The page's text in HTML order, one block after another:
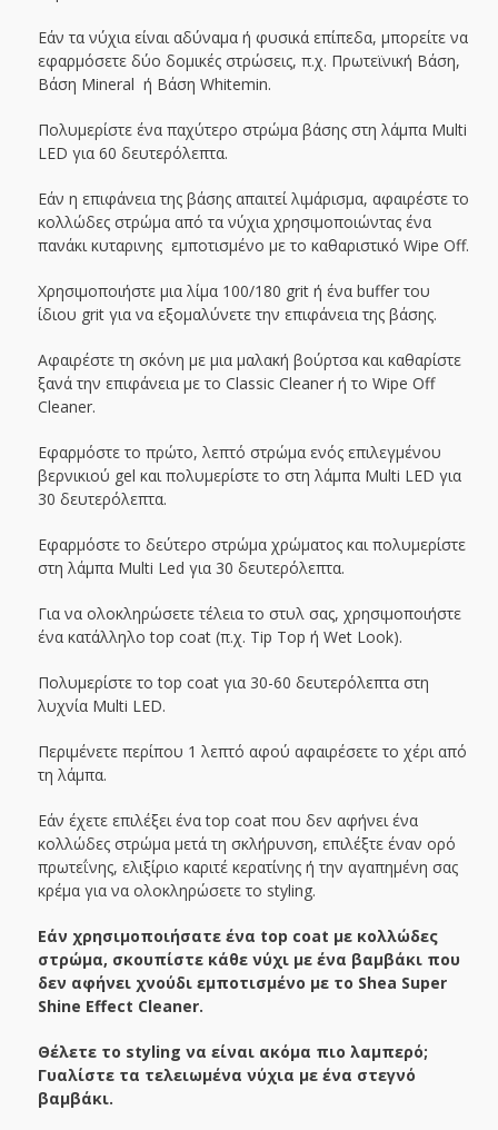
Εάν τα νύχια είναι αδύναμα ή φυσικά επίπεδα, μπορείτε να
εφαρμόσετε δύο δομικές στρώσεις, π.χ. Πρωτεϊνική Βάση,
Βάση Mineral ή Βάση Whitemin.
Πολυμερίστε ένα παχύτερο στρώμα βάσης στη λάμπα Multi
LED για 60 δευτερόλεπτα.
Εάν η επιφάνεια της βάσης απαιτεί λιμάρισμα, αφαιρέστε το
κολλώδες στρώμα από τα νύχια χρησιμοποιώντας ένα
πανάκι κυταρινης εμποτισμένο με το καθαριστικό Wipe Off.
Χρησιμοποιήστε μια λίμα 100/180 grit ή ένα buffer του
ίδιου grit για να εξομαλύνετε την επιφάνεια της βάσης.
Αφαιρέστε τη σκόνη με μια μαλακή βούρτσα και καθαρίστε
ξανά την επιφάνεια με το Classic Cleaner ή το Wipe Off
Cleaner.
Εφαρμόστε το πρώτο, λεπτό στρώμα ενός επιλεγμένου
βερνικιού gel και πολυμερίστε το στη λάμπα Multi LED για
30 δευτερόλεπτα.
Εφαρμόστε το δεύτερο στρώμα χρώματος και πολυμερίστε
στη λάμπα Multi Led για 30 δευτερόλεπτα.
Για να ολοκληρώσετε τέλεια το στυλ σας, χρησιμοποιήστε
ένα κατάλληλο top coat (π.χ. Tip Top ή Wet Look).
Πολυμερίστε το top coat για 30-60 δευτερόλεπτα στη
λυχνία Multi LED.
Περιμένετε περίπου 1 λεπτό αφού αφαιρέσετε το χέρι από
τη λάμπα.
Εάν έχετε επιλέξει ένα top coat που δεν αφήνει ένα
κολλώδες στρώμα μετά τη σκλήρυνση, επιλέξτε έναν ορό
πρωτεΐνης, ελιξίριο καριτέ κερατίνης ή την αγαπημένη σας
κρέμα για να ολοκληρώσετε το styling.
Εάν χρησιμοποιήσατε ένα top coat με κολλώδες
στρώμα, σκουπίστε κάθε νύχι με ένα βαμβάκι που
δεν αφήνει χνούδι εμποτισμένο με το Shea Super
Shine Effect Cleaner.
Θέλετε το styling να είναι ακόμα πιο λαμπερό;
Γυαλίστε τα τελειωμένα νύχια με ένα στεγνό
βαμβάκι.